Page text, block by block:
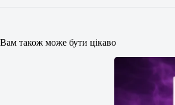
Вам також може бути цікаво